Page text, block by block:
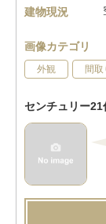
建物現況
画像カテゴリ
外観 間取
センチュリー